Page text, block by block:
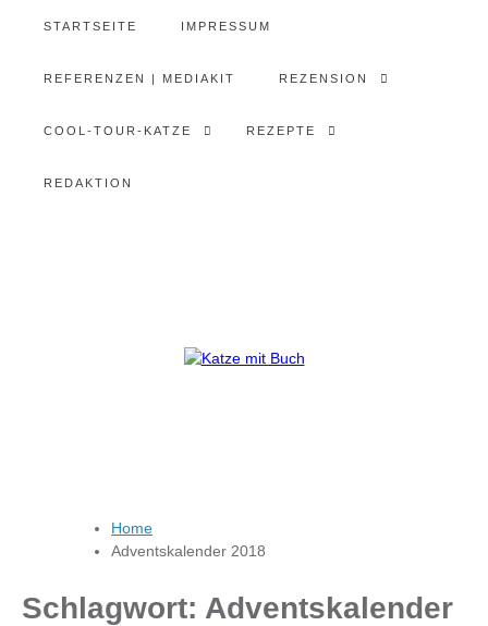
STARTSEITE IMPRESSUM
REFERENZEN | MEDIAKIT REZENSION
COOL-TOUR-KATZE REZEPTE
REDAKTION
Home
Adventskalender 2018
Schlagwort: Adventskalender